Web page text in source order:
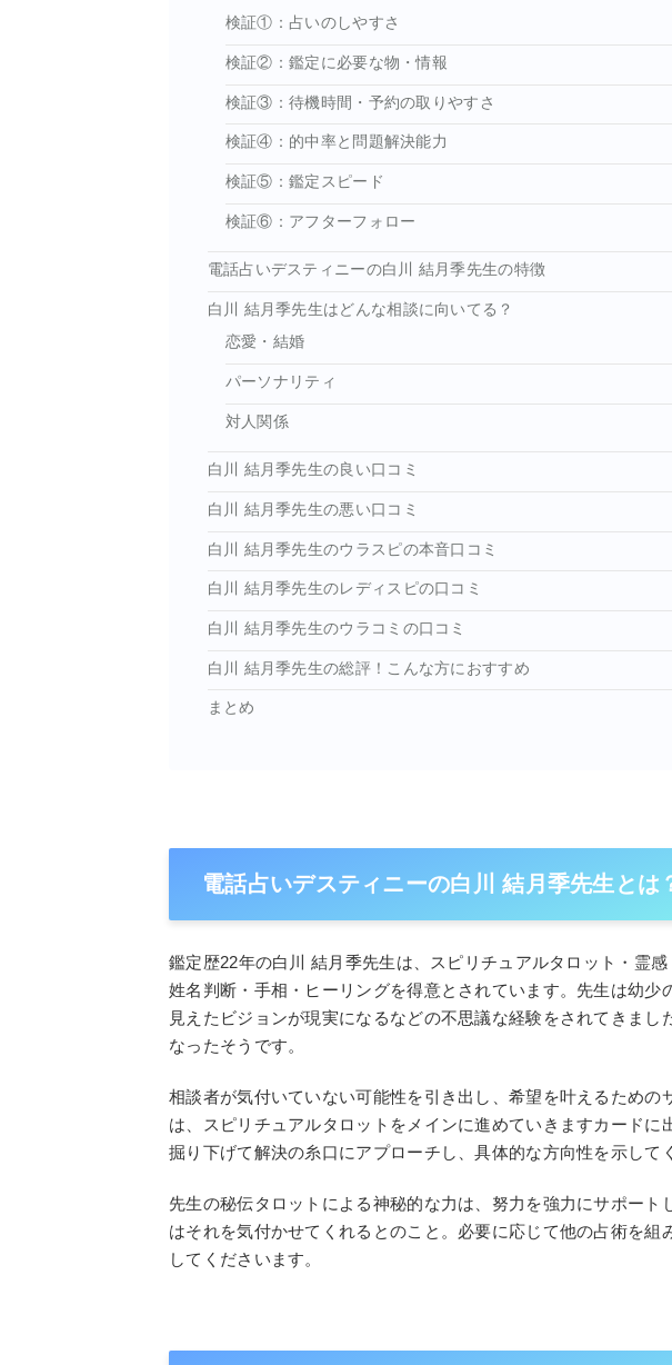
検証①：占いのしやすさ
検証②：鑑定に必要な物・情報
検証③：待機時間・予約の取りやすさ
検証④：的中率と問題解決能力
検証⑤：鑑定スピード
検証⑥：アフターフォロー
電話占いデスティニーの白川 結月季先生の特徴
白川 結月季先生はどんな相談に向いてる？
恋愛・結婚
パーソナリティ
対人関係
白川 結月季先生の良い口コミ
白川 結月季先生の悪い口コミ
白川 結月季先生のウラスピの本音口コミ
白川 結月季先生のレディスピの口コミ
白川 結月季先生のウラコミの口コミ
白川 結月季先生の総評！こんな方におすすめ
まとめ
電話占いデスティニーの白川 結月季先生とは
鑑定歴22年の白川 結月季先生は、スピリチュアルタロット・霊
姓名判断・手相・ヒーリングを得意とされています。先生は幼少
見えたビジョンが現実になるなどの不思議な経験をされてきまし
なったそうです。
相談者が気付いていない可能性を引き出し、希望を叶えるための
は、スピリチュアルタロットをメインに進めていきますカードに
掘り下げて解決の糸口にアプローチし、具体的な方向性を示して
先生の秘伝タロットによる神秘的な力は、努力を強力にサポート
はそれを気付かせてくれるとのこと。必要に応じて他の占術を組
してくださいます。